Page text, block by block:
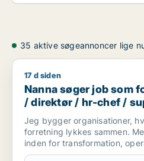
35 aktive søgeannoncer lige
Nanna søger job som
17 d siden
Nanna søger job som
/ direktør / hr-chef /
management /
Jeg bygger organisationer,
forretning lykkes sammen.
inden for transformation,
ledelse har jeg skabt